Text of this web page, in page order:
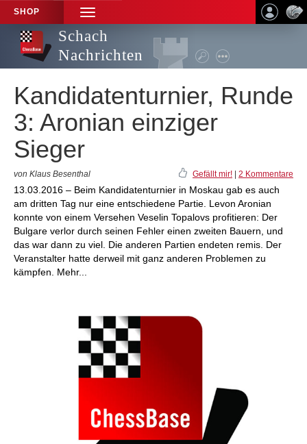
SHOP
TOGGLE
NAVIGATION
Schach
Nachrichten
Kandidatenturnier, Runde
3: Aronian einziger
Sieger
von Klaus Besenthal Gefällt mir! 2 Kommentare
13.03.2016 – Beim Kandidatenturnier in Moskau gab es auch
am dritten Tag nur eine entschiedene Partie. Levon Aronian
konnte von einem Versehen Veselin Topalovs profitieren: Der
Bulgare verlor durch seinen Fehler einen zweiten Bauern, und
das war dann zu viel. Die anderen Partien endeten remis. Der
Veranstalter hatte derweil mit ganz anderen Problemen zu
kämpfen. Mehr...